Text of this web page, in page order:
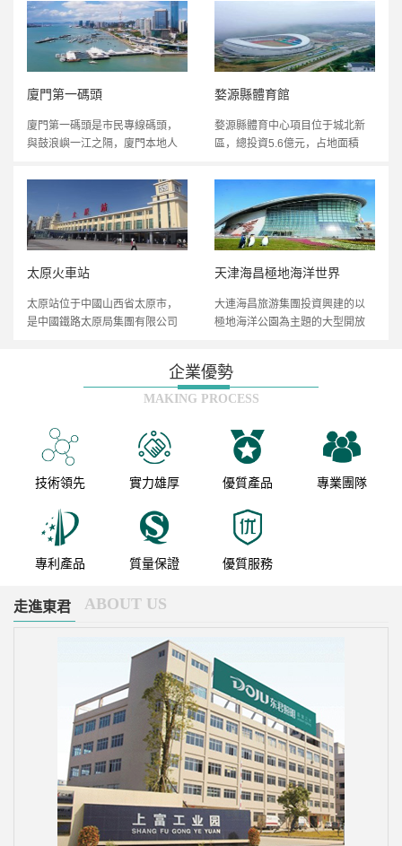
廈門第一碼頭
廈門第一碼頭是市民專線碼頭，
與鼓浪嶼一江之隔，廈門本地人
在廈門市思明區廈禾路29號，現
有兩條航線，一條為第一碼頭至
鼓浪嶼內厝碼頭，為市民專線;一
條為第一碼頭至海滄嵩鼓碼頭，
為公共交通航線。
婺源縣體育館
婺源縣體育中心項目位于城北新
區，總投資5.6億元，占地面積
米，2018年3月開工，計劃2021
年3月竣工。項目按國家體育場館
乙級標準建設，主要建設一個
12000座體育場、一個3000座的
體育館、一個1500座的游泳館、
一棟可提供500個床位集住宿與辦
及室外附屬配套工程。
太原火車站
太原站位于中國山西省太原市，
是中國鐵路太原局集團有限公司
路、石太客運專線、大同-西安客
12線 ，高架候車室總建筑面積
138207平方米。
天津海昌極地海洋世界
大連海昌旅游集團投資興建的以
極地海洋公園為主題的大型開放
游大道及嘉年華板道街等五大功
能區構成.為游客提供觀賞、休
游服務。省市商務區，整體投資
36億人民幣，占地面積19.3萬平
方米。
企業優勢
MAKING PROCESS
技術領先 實力雄厚 優質產品 專業團隊
專利產品 質量保證 優質服務
走進東君 ABOUT US